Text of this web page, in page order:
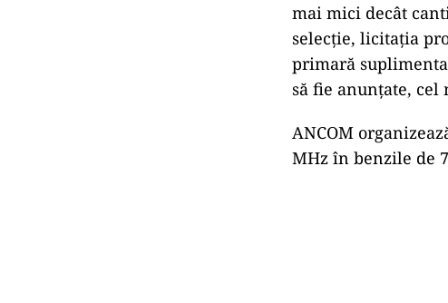
mai mici decât
selecție, licitaţia
primară
să fie anunţate,
ANCOM
MHz în benzile de